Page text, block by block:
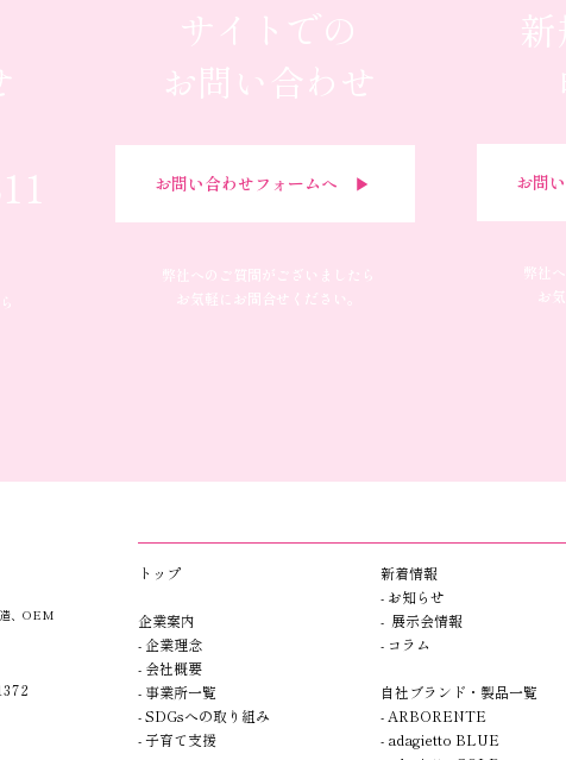
サイトでの
お問い合わせ
お問い合わせフォームへ ▶︎
弊社へのご質問がございましたら
お気軽にお問合せください。
お問
弊社
お
、OEM
​トップ​​
企業案内
- 企業理念
- 会社概要
- 事業所一覧
- SDGsへの取り組み
- 子育て支援
新着情報
- お知らせ
- 展示会情報
- コラム
自社ブランド・製品一覧
- ARBORENTE
- adagietto BLUE